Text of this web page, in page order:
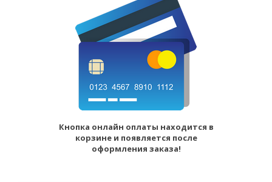
Кнопка онлайн оплаты находится в
корзине и появляется после
оформления заказа!